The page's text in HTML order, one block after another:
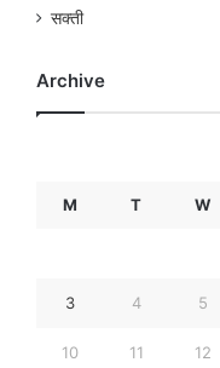
सक्ती
Archive
M T W
3 4 5
10 11 12